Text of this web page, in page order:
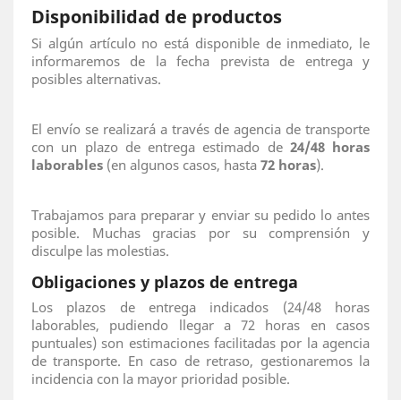
Disponibilidad de productos
Si algún artículo no está disponible de inmediato, le
informaremos de la fecha prevista de entrega y
posibles alternativas.
El envío se realizará a través de agencia de transporte
con un plazo de entrega estimado de 24/48 horas
laborables (en algunos casos, hasta 72 horas).
Trabajamos para preparar y enviar su pedido lo antes
posible. Muchas gracias por su comprensión y
disculpe las molestias.
Obligaciones y plazos de entrega
Los plazos de entrega indicados (24/48 horas
laborables, pudiendo llegar a 72 horas en casos
puntuales) son estimaciones facilitadas por la agencia
de transporte. En caso de retraso, gestionaremos la
incidencia con la mayor prioridad posible.